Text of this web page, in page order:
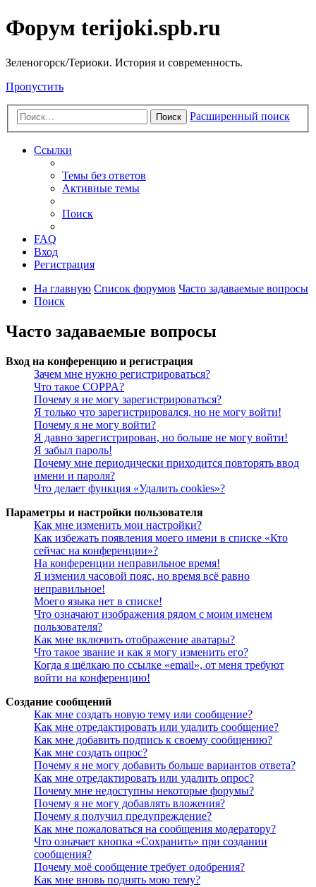
Форум terijoki.spb.ru
Зеленогорск/Териоки. История и современность.
Пропустить
Поиск Расширенный поиск
Ссылки
Темы без ответов
Активные темы
Поиск
FAQ
Вход
Регистрация
На главную Список форумов Часто задаваемые вопросы
Поиск
Часто задаваемые вопросы
Вход на конференцию и регистрация
Зачем мне нужно регистрироваться?
Что такое COPPA?
Почему я не могу зарегистрироваться?
Я только что зарегистрировался, но не могу войти!
Почему я не могу войти?
Я давно зарегистрирован, но больше не могу войти!
Я забыл пароль!
Почему мне периодически приходится повторять ввод
имени и пароля?
Что делает функция «Удалить cookies»?
Параметры и настройки пользователя
Как мне изменить мои настройки?
Как избежать появления моего имени в списке «Кто
сейчас на конференции»?
На конференции неправильное время!
Я изменил часовой пояс, но время всё равно
неправильное!
Моего языка нет в списке!
Что означают изображения рядом с моим именем
пользователя?
Как мне включить отображение аватары?
Что такое звание и как я могу изменить его?
Когда я щёлкаю по ссылке «email», от меня требуют
войти на конференцию!
Создание сообщений
Как мне создать новую тему или сообщение?
Как мне отредактировать или удалить сообщение?
Как мне добавить подпись к своему сообщению?
Как мне создать опрос?
Почему я не могу добавить больше вариантов ответа?
Как мне отредактировать или удалить опрос?
Почему мне недоступны некоторые форумы?
Почему я не могу добавлять вложения?
Почему я получил предупреждение?
Как мне пожаловаться на сообщения модератору?
Что означает кнопка «Сохранить» при создании
сообщения?
Почему моё сообщение требует одобрения?
Как мне вновь поднять мою тему?